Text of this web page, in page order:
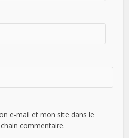
e-mail et mon site dans le
commentaire.